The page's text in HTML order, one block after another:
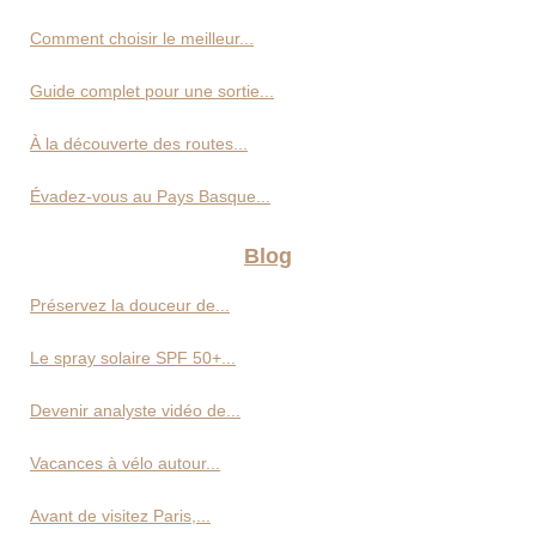
Comment choisir le meilleur...
Guide complet pour une sortie...
À la découverte des routes...
Évadez-vous au Pays Basque...
Blog
Préservez la douceur de...
Le spray solaire SPF 50+...
Devenir analyste vidéo de...
Vacances à vélo autour...
Avant de visitez Paris,...